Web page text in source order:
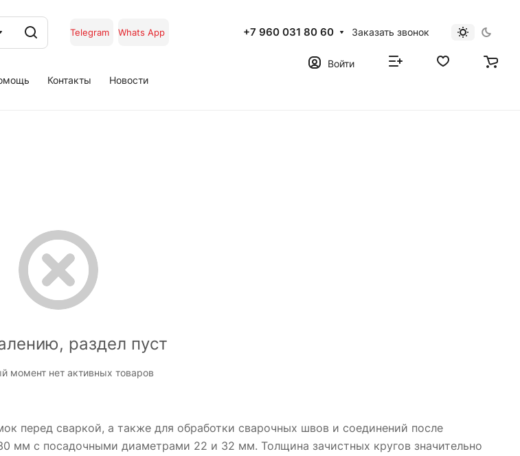
Telegram Whats App +7 960 031 80 60 Заказать звонок
Контакты Новости
Войти
раздел пуст
момент нет активных товаров
перед сваркой, а также для обработки сварочных швов и соединений после
мм с посадочными диаметрами 22 и 32 мм. Толщина зачистных кругов значительно